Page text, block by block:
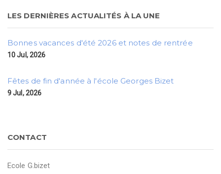
LES DERNIÈRES ACTUALITÉS À LA UNE
Bonnes vacances d'été 2026 et notes de rentrée
10 Jul, 2026
Fêtes de fin d'année à l'école Georges Bizet
9 Jul, 2026
CONTACT
Ecole G.bizet